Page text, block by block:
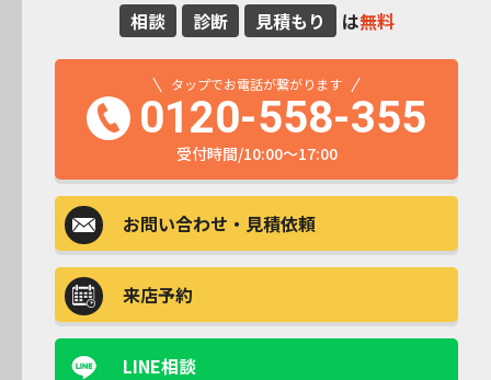
相談
診断 見積もり は無料
タップでお電話が繋がります
0120-558-355
受付時間/10:00～17:00
お問い合わせ ・見積依頼
来店予約
LINE相談